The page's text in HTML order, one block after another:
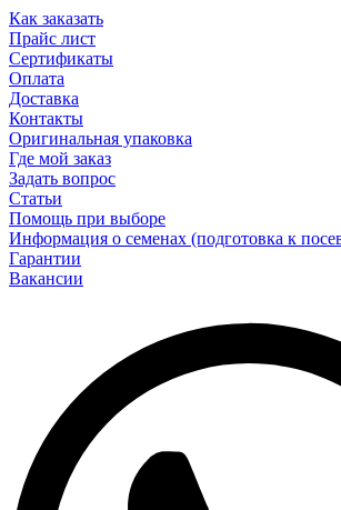
Как заказать
Прайс лист
Сертификаты
Оплата
Доставка
Контакты
Оригинальная упаковка
Где мой заказ
Задать вопрос
Статьи
Помощь при выборе
Информация о семенах (подготовка к
Гарантии
Вакансии